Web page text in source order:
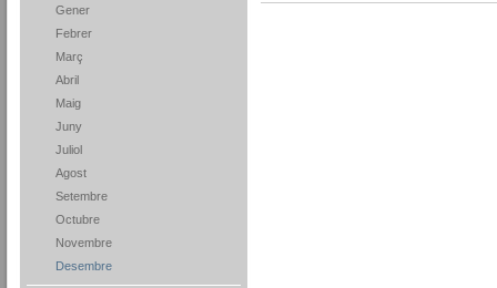
Gener
Febrer
Març
Abril
Maig
Juny
Juliol
Agost
Setembre
Octubre
Novembre
Desembre